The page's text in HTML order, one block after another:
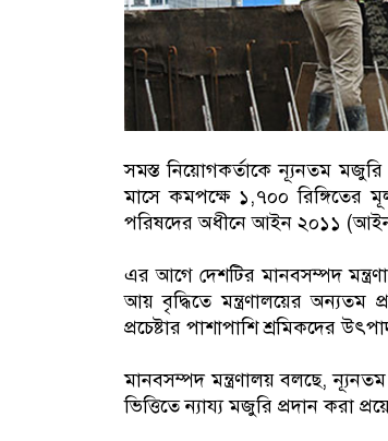
সমস্ত নিয়োগকর্তাকে ন্যূনতম
মাসে কমপক্ষে ১,৭০০
পরিষদের অধীনে আইন ২০১১ (আইন
এর আগে দেশটির মানবসম্পদ
আয় বৃদ্ধিতে মন্ত্রণালয়ের অন্যতম
প্রচেষ্টার পাশাপাশি শ্রমিকদের
মানবসম্পদ মন্ত্রণালয় বলছে,
ভিত্তিতে ন্যায্য মজুরি প্রদান করা